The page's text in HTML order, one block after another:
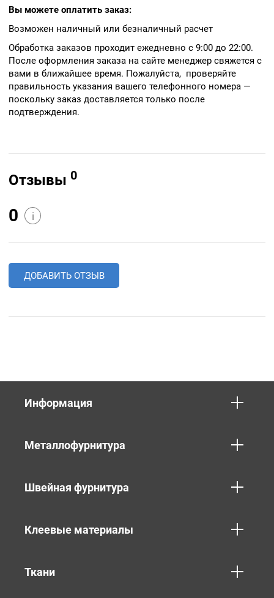
Вы можете оплатить заказ:
Возможен наличный или безналичный расчет
Обработка заказов проходит ежедневно с 9:00 до 22:00.
После оформления заказа на сайте менеджер свяжется с
вами в ближайшее время. Пожалуйста, проверяйте
правильность указания вашего телефонного номера —
поскольку заказ доставляется только после
подтверждения.
Отзывы 0
0 i
ДОБАВИТЬ ОТЗЫВ
Информация
Металлофурнитура
Швейная фурнитура
Клеевые материалы
Ткани